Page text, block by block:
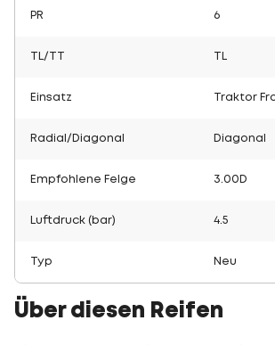
PR 6
TL/TT
Einsatz Traktor
Radial/Diagonal Diagonal
Empfohlene Felge 3.00D
Luftdruck (bar) 4.5
Typ Neu
Über diesen Reifen